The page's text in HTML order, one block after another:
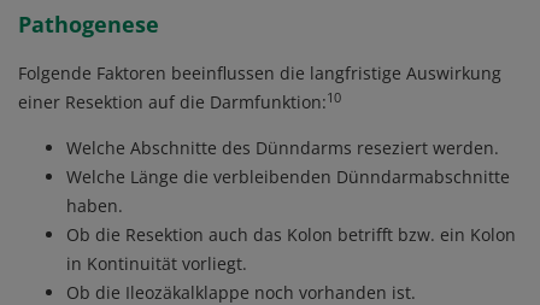
Pathogenese
Folgende Faktoren beeinflussen die langfristige Auswirkung
einer Resektion auf die Darmfunktion:10
Welche Abschnitte des Dünndarms reseziert werden.
Welche Länge die verbleibenden Dünndarmabschnitte
haben.
Ob die Resektion auch das Kolon betrifft bzw. ein Kolon
in Kontinuität vorliegt.
Ob die Ileozäkalklappe noch vorhanden ist.